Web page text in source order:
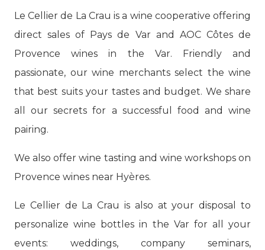
Le Cellier de La Crau is a wine cooperative offering
direct sales of Pays de Var and AOC Côtes de
Provence wines in the Var. Friendly and
passionate, our wine merchants select the wine
that best suits your tastes and budget. We share
all our secrets for a successful food and wine
pairing.
We also offer wine tasting and wine workshops on
Provence wines near Hyères.
Le Cellier de La Crau is also at your disposal to
personalize wine bottles in the Var for all your
events: weddings, company seminars,